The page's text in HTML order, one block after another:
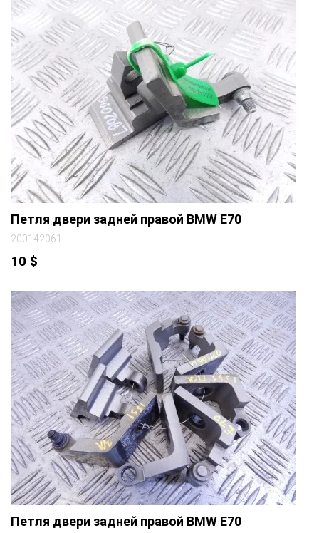
Петля двери задней правой BMW E70
200142061
10 $
Петля двери задней правой BMW E70